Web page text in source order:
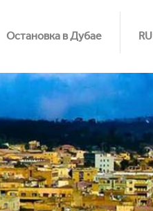
Остановка в Дубае RU